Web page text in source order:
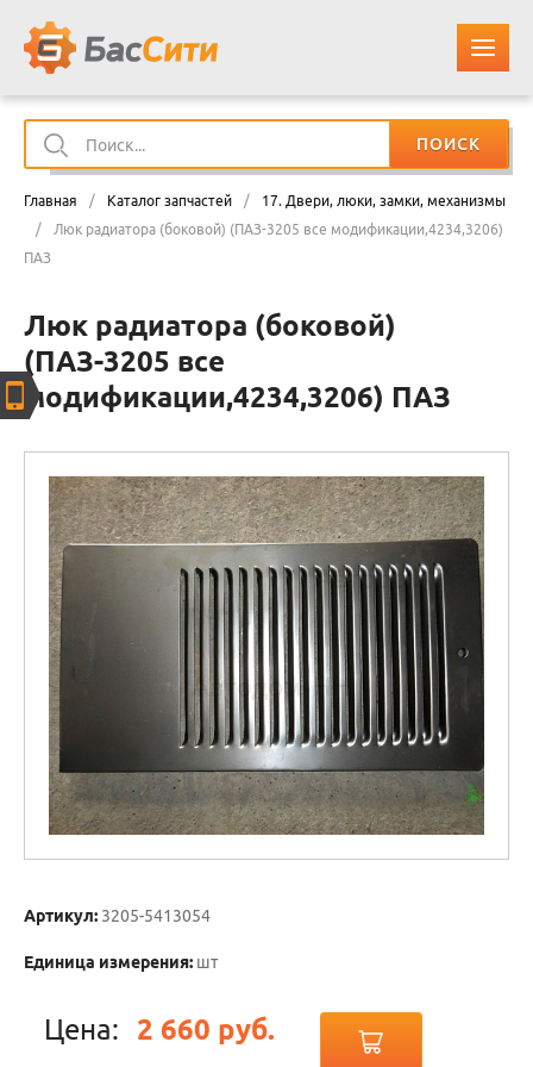
ПОИСК
Главная / Каталог запчастей /
17. Двери, люки, замки, механизмы
/
Люк радиатора (боковой) (ПАЗ-3205 все модификации,4234,3206)
ПАЗ
Люк радиатора (боковой)
(ПАЗ-3205 все
модификации,4234,3206) ПАЗ
Артикул: 3205-5413054
Единица измерения: шт
Цена: 2 660 руб.
КАТАЛОГ ЗАПЧАСТЕЙ
КОНТАКТЫ